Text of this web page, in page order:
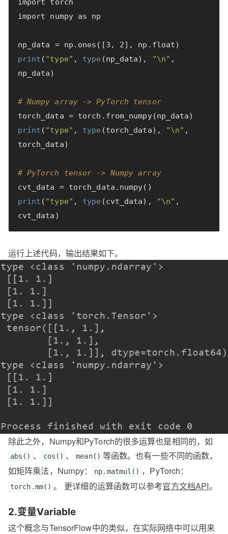
import
torch
import
numpy as np
np_data = np . ones ([3 , 2], np . float)
print ( "type" , type (np_data), "\n" ,
np_data)
# Numpy array -> PyTorch tensor
torch_data = torch . from_numpy(np_data)
print ( "type" , type (torch_data), "\n" ,
torch_data)
# PyTorch tensor -> Numpy array
cvt_data
= torch_data . numpy()
print ( "type" , type (cvt_data), "\n" ,
cvt_data )
运行上述代码，输出结果如下。
除此之外，Numpy和PyTorch的很多运算也是相同的，如
abs() 、 cos() 、 mean() 等函数。也有一些不同的函数，
如矩阵乘法，Numpy： np.matmul() ，PyTorch：
torch.mm() 。 更详细的运算函数可以参考官方文档API。
2.变量Variable
这个概念与TensorFlow中的类似，在实际网络中可以用来